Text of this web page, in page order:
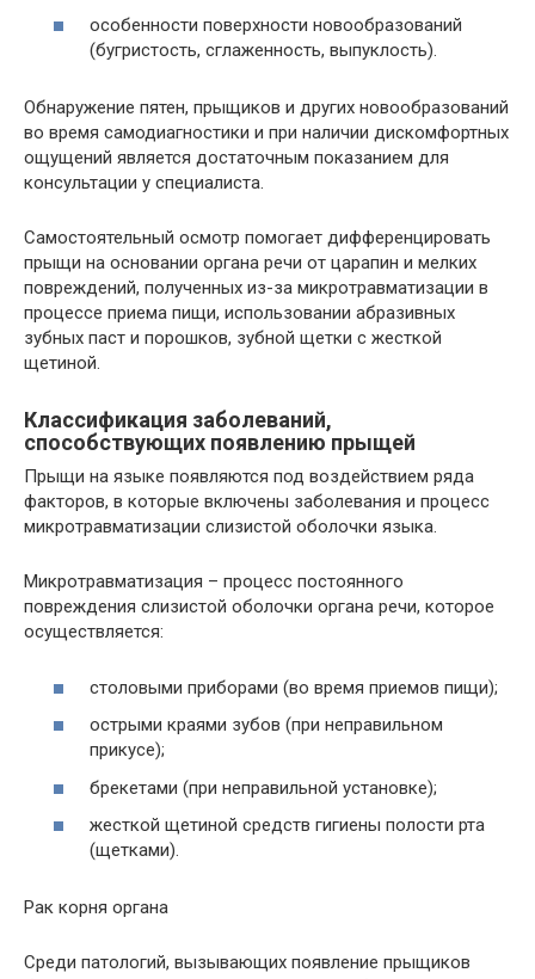
особенности поверхности новообразований
(бугристость, сглаженность, выпуклость).
Обнаружение пятен, прыщиков и других новообразований
во время самодиагностики и при наличии дискомфортных
ощущений является достаточным показанием для
консультации у специалиста.
Самостоятельный осмотр помогает дифференцировать
прыщи на основании органа речи от царапин и мелких
повреждений, полученных из-за микротравматизации в
процессе приема пищи, использовании абразивных
зубных паст и порошков, зубной щетки с жесткой
щетиной.
Классификация заболеваний,
способствующих появлению прыщей
Прыщи на языке появляются под воздействием ряда
факторов, в которые включены заболевания и процесс
микротравматизации слизистой оболочки языка.
Микротравматизация – процесс постоянного
повреждения слизистой оболочки органа речи, которое
осуществляется:
столовыми приборами (во время приемов пищи);
острыми краями зубов (при неправильном
прикусе);
брекетами (при неправильной установке);
жесткой щетиной средств гигиены полости рта
(щетками).
Рак корня органа
Среди патологий, вызывающих появление прыщиков